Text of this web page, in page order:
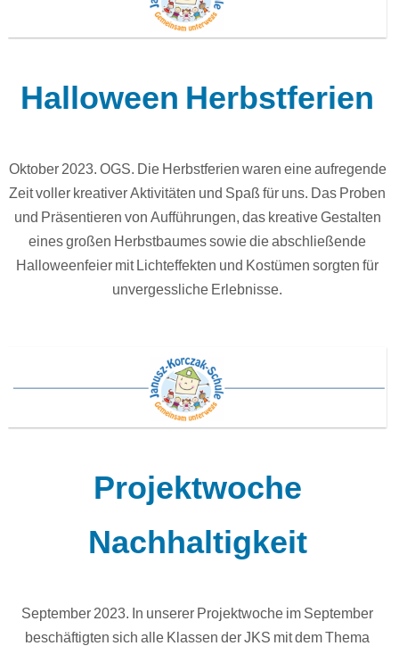
Halloween Herbstferien
Oktober 2023. OGS. Die Herbstferien waren eine aufregende
Zeit voller kreativer Aktivitäten und Spaß für uns. Das Proben
und Präsentieren von Aufführungen, das kreative Gestalten
eines großen Herbstbaumes sowie die abschließende
Halloweenfeier mit Lichteffekten und Kostümen sorgten für
unvergessliche Erlebnisse.
Projektwoche
Nachhaltigkeit
September 2023. In unserer Projektwoche im September
beschäftigten sich alle Klassen der JKS mit dem Thema